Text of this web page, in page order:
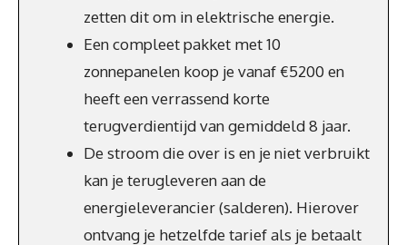
zetten dit om in elektrische energie.
Een compleet pakket met 10
zonnepanelen koop je vanaf €5200 en
heeft een verrassend korte
terugverdientijd van gemiddeld 8 jaar.
De stroom die over is en je niet verbruikt
kan je terugleveren aan de
energieleverancier (salderen). Hierover
ontvang je hetzelfde tarief als je betaalt